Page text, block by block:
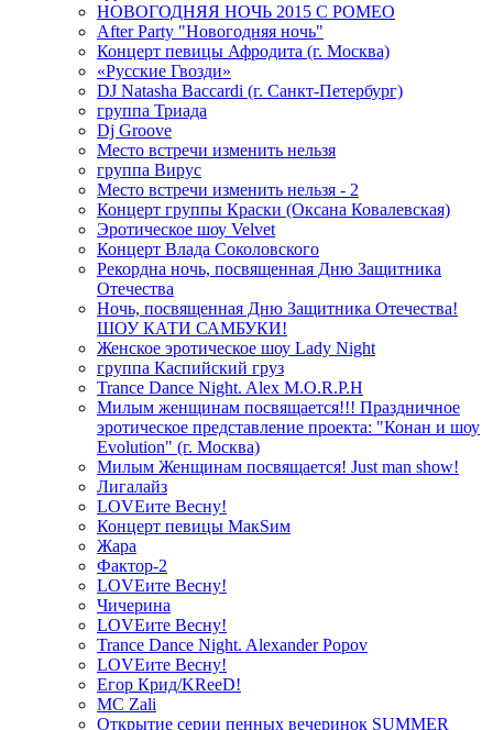
НОВОГОДНЯЯ НОЧЬ 2015 C РОМЕО
After Party "Новогодняя ночь"
Концерт певицы Афродита (г. Москва)
«Русские Гвозди»
DJ Natasha Baccardi (г. Санкт-Петербург)
группа Триада
Dj Groove
Место встречи изменить нельзя
группа Вирус
Место встречи изменить нельзя - 2
Концерт группы Краски (Оксана Ковалевская)
Эротическое шоу Velvet
Концерт Влада Соколовского
Рекордна ночь, посвященная Дню Защитника
Отечества
Ночь, посвященная Дню Защитника Отечества!
ШОУ КАТИ САМБУКИ!
Женское эротическое шоу Lady Night
группа Каспийский груз
Trance Dance Night. Alex M.O.R.P.H
Милым женщинам посвящается!!! Праздничное
эротическое представление проекта: "Конан и шоу
Evolution" (г. Москва)
Милым Женщинам посвящается! Just man show!
Лигалайз
LOVEите Весну!
Концерт певицы МакSим
Жара
Фактор-2
LOVEите Весну!
Чичерина
LOVEите Весну!
Trance Dance Night. Alexander Popov
LOVEите Весну!
Егор Крид/KReeD!
MC Zali
Открытие серии пенных вечеринок SUMMER